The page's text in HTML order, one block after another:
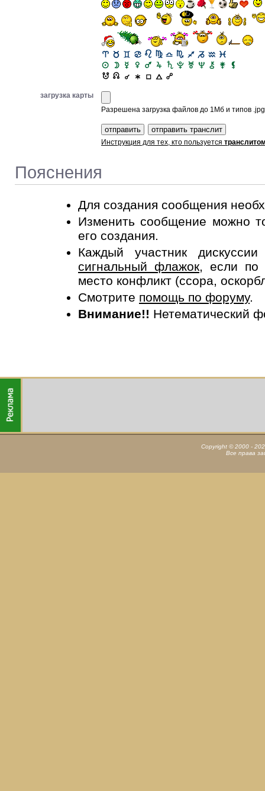
загрузка карты
Разрешена загрузка файлов до 1Мб и типов
Инструкция для тех, кто пользуется
Пояснения
Для создания сообщения
Изменить сообщение можно
его создания.
Каждый участник
сигнальный флажок, если по
место конфликт (ссора,
Смотрите помощь по форуму.
Внимание!! Нетематический
Copyright © 2000 -
Все права